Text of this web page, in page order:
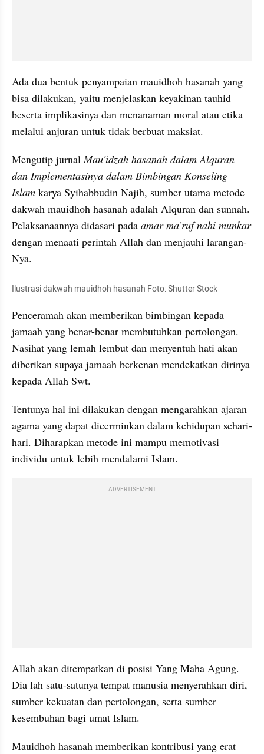
Ada dua bentuk penyampaian mauidhoh hasanah yang
bisa dilakukan, yaitu menjelaskan keyakinan tauhid
beserta implikasinya dan menanaman moral atau etika
melalui anjuran untuk tidak berbuat maksiat.
Mengutip jurnal Mau'idzah hasanah dalam Alquran
dan Implementasinya dalam Bimbingan Konseling
Islam karya Syihabbudin Najih, sumber utama metode
dakwah mauidhoh hasanah adalah Alquran dan sunnah.
Pelaksanaannya didasari pada
amar ma’ruf nahi munkar
dengan menaati perintah Allah dan menjauhi larangan-
Nya.
Ilustrasi dakwah mauidhoh hasanah Foto: Shutter Stock
Penceramah akan memberikan bimbingan kepada
jamaah yang benar-benar membutuhkan pertolongan.
Nasihat yang lemah lembut dan menyentuh hati akan
diberikan supaya jamaah berkenan mendekatkan dirinya
kepada Allah Swt.
Tentunya hal ini dilakukan dengan mengarahkan ajaran
agama yang dapat dicerminkan dalam kehidupan sehari-
hari. Diharapkan metode ini mampu memotivasi
individu untuk lebih mendalami Islam.
ADVERTISEMENT
Allah akan ditempatkan di posisi Yang Maha Agung.
Dia lah satu-satunya tempat manusia menyerahkan diri,
sumber kekuatan dan pertolongan, serta sumber
kesembuhan bagi umat Islam.
Mauidhoh hasanah memberikan kontribusi yang erat